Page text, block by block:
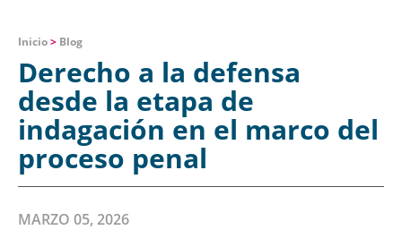
Inicio> Blog
Derecho a la defensa
desde la etapa de
indagación en el marco del
proceso penal
MARZO 05, 2026